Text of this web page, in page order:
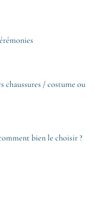
chaussures / costume ou
bien le choisir ?